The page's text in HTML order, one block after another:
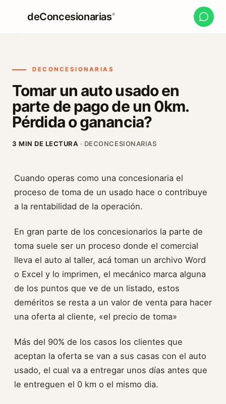
deConcesionarias®
DECONCESIONARIAS
Tomar un auto usado en
parte de pago de un 0km.
Pérdida o ganancia?
3 MIN DE LECTURA · DECONCESIONARIAS
Cuando operas como una concesionaria el
proceso de toma de un usado hace o contribuye
a la rentabilidad de la operación.
En gran parte de los concesionarios la parte de
toma suele ser un proceso donde el comercial
lleva el auto al taller, acá toman un archivo Word
o Excel y lo imprimen, el mecánico marca alguna
de los puntos que ve de un listado, estos
deméritos se resta a un valor de venta para hacer
una oferta al cliente, «el precio de toma»
Más del 90% de los casos los clientes que
aceptan la oferta se van a sus casas con el auto
usado, el cual va a entregar unos días antes que
le entreguen el 0 km o el mismo dia.